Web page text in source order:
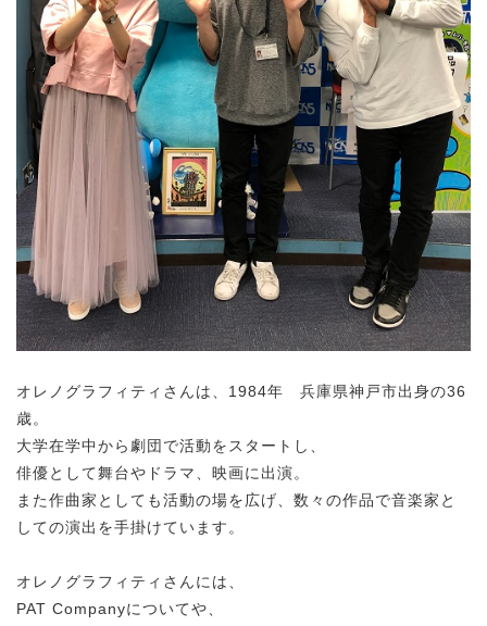
オレノグラフィティさんは、1984年 兵庫県神戸市出身の36
歳。
大学在学中から劇団で活動をスタートし、
俳優として舞台やドラマ、映画に出演。
また作曲家としても活動の場を広げ、数々の作品で音楽家と
しての演出を手掛けています。
オレノグラフィティさんには、
PAT Companyについてや、